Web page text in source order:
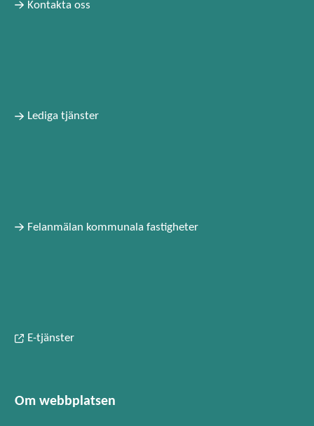
Kontakta oss
Lediga tjänster
Felanmälan kommunala fastigheter
E-tjänster
Om webbplatsen